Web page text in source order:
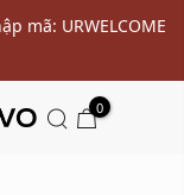
mã: URWELCOME
0